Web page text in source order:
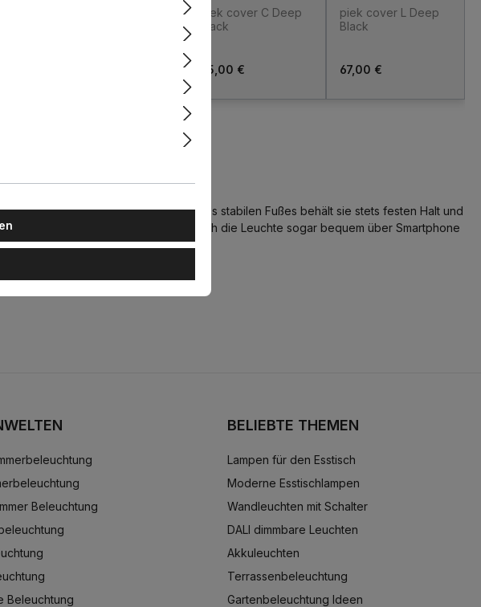
piek cover C Deep
Black
55,00 €
piek cover L Deep
Black
67,00 €
ideale Lichtquelle dafür! Dank ihres stabilen Fußes behält sie stets festen Halt und
Mit dem IP44.DE Controller lässt sich die Leuchte sogar bequem über Smartphone
Beleuchtung
Beleuchtung
BELIEBTE THEMEN
Lampen für den Esstisch
Moderne Esstischlampen
Wandleuchten mit Schalter
DALI dimmbare Leuchten
Akkuleuchten
Terrassenbeleuchtung
Gartenbeleuchtung Ideen